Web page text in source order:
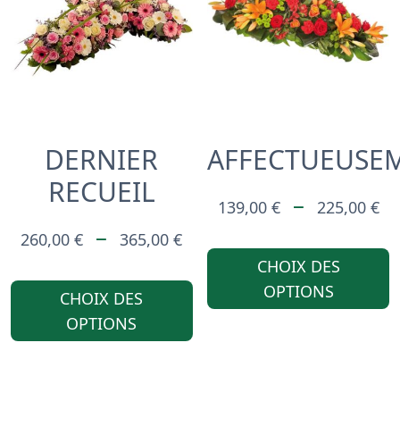
CHOISIES
DU
PRODUIT
DERNIER
RECUEIL
260,00€ – 365,00€PLAGE
PRIX :
260,00 €
CHOIX DES
OPTIONS
CE
PRODUIT
A
139,00 € – 225,00 €
CHOIX DES
OPTIONS